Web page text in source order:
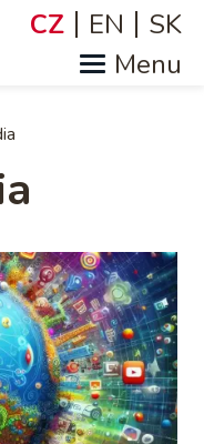
Jazyky
CZ EN SK